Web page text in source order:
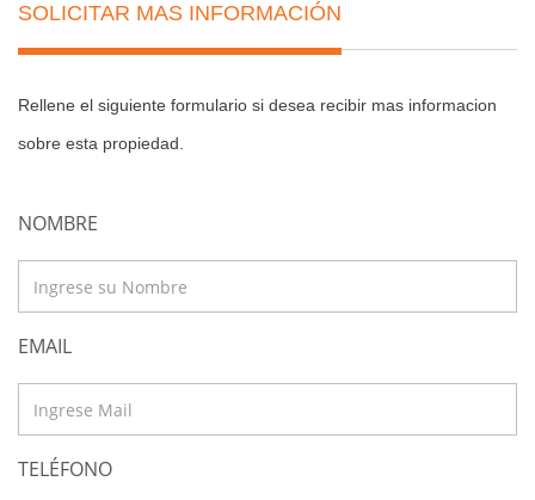
SOLICITAR MAS INFORMACIÓN
Rellene el siguiente formulario si desea recibir mas informacion
sobre esta propiedad.
NOMBRE
EMAIL
TELÉFONO